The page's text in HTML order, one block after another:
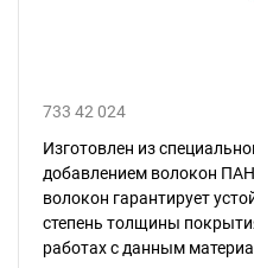
733 42 024
Изготовлен из
добавлением волокон
волокон гарантирует
степень толщины
работах с данным